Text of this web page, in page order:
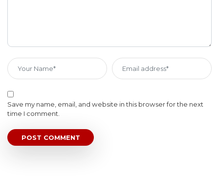
Save my name, email, and website in this browser for the next
time I comment.